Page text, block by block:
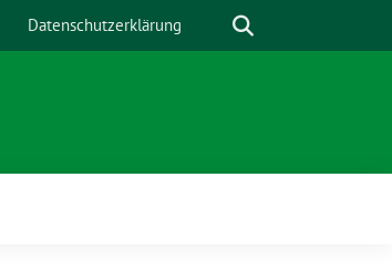
Datenschutzerklärung Suche